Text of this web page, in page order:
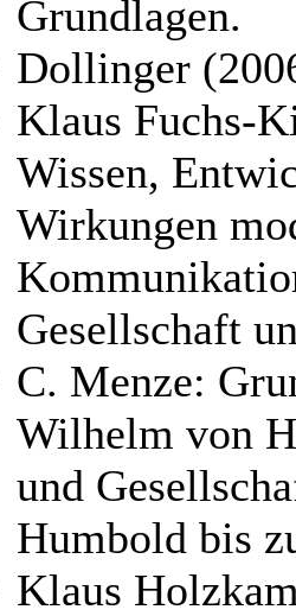
Grundlagen.
Dollinger
Klaus Fuchs-
Wissen,
Wirkungen
Gesellschaft
C. Menze:
Wilhelm von
und
Humbold bis
Klaus